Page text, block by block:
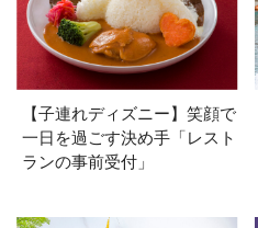
【子連れディズニー】笑顔で
一日を過ごす決め手「レスト
ランの事前受付」